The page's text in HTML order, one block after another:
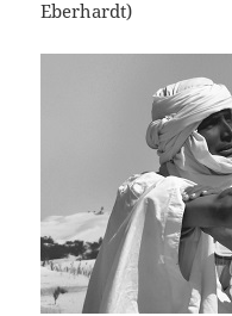
Eberhardt)